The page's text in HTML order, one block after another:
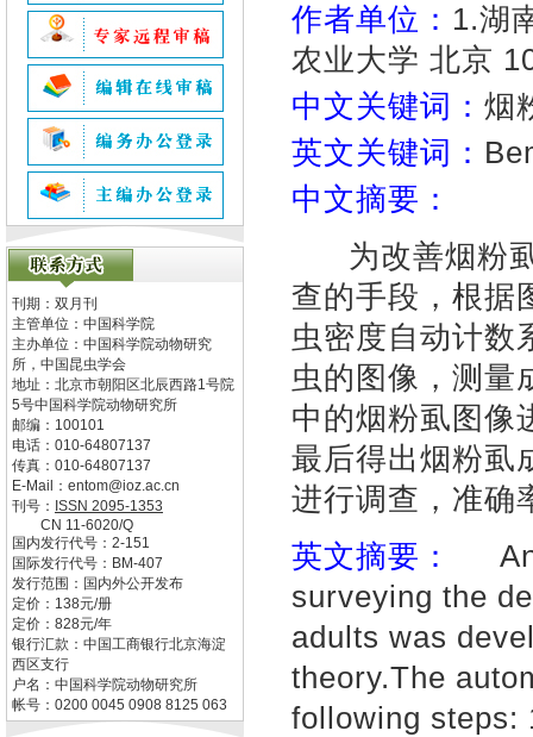
刊期：双月刊
主管单位： 中国科学院
主办单位： 中国科学院动物研究
所，中国昆虫学会
地址： 北京市朝阳区北辰西路1号院
5号中国科学院动物研究所
邮编： 100101
电话： 010-64807137
传真： 010-64807137
E-Mail： entom@ioz.ac.cn
刊号： ISSN 2095-1353
CN 11-6020/Q
国内发行代号： 2-151
国际发行代号： BM-407
发行范围：国内外公开发布
定价： 138元/册
定价： 828元/年
银行汇款：中国工商银行北京海淀
西区支行
户名：中国科学院动物研究所
帐号：0200 0045 0908 8125 063
作者单位： 1.湖
农业大学 北京
中文关键词： 烟
英文关键词：
中文摘要：
为改善烟粉
查的手段，根据
虫密度自动计数
虫的图像，测量
中的烟粉虱图像
最后得出烟粉虱
进行调查，准确
英文摘要：
An
surveying the
adults was
theory.The
following steps: